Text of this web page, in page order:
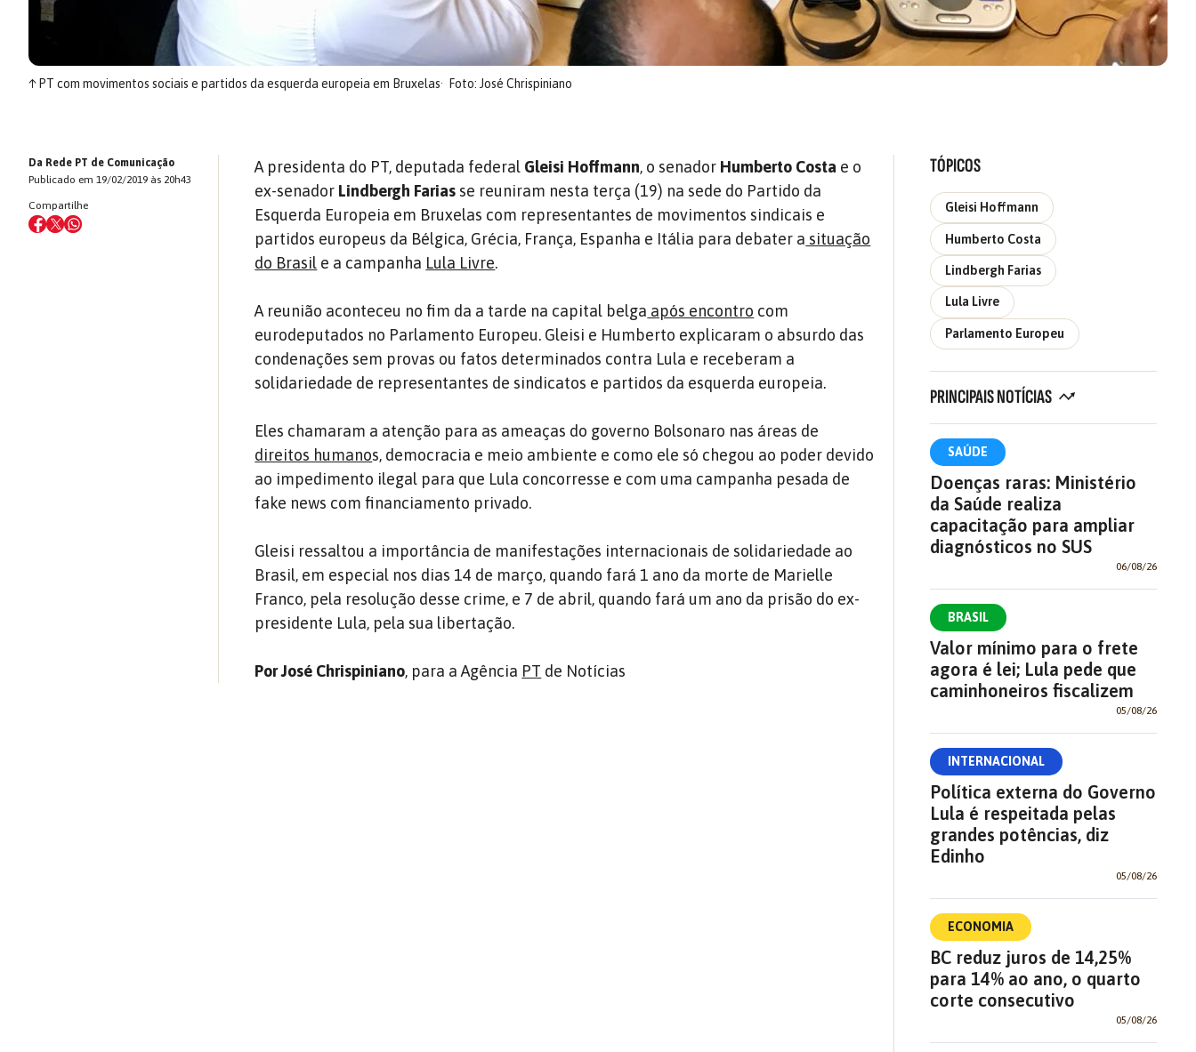
↑PT com movimentos sociais e partidos da esquerda europeia em Bruxelas Foto: José Chrispiniano
Da Rede PT de Comunicação
Publicado em 19/02/2019 às 20h43
Compartilhe
A presidenta do PT, deputada federal Gleisi Hoffmann, o senador Humberto Costa e o
ex-senador Lindbergh Farias se reuniram nesta terça (19) na sede do Partido da
Esquerda Europeia em Bruxelas com representantes de movimentos sindicais e
partidos europeus da Bélgica, Grécia, França, Espanha e Itália para debater a situação
do Brasil e a campanha Lula Livre.
A reunião aconteceu no fim da a tarde na capital belga após encontro com
eurodeputados no Parlamento Europeu. Gleisi e Humberto explicaram o absurdo das
condenações sem provas ou fatos determinados contra Lula e receberam a
solidariedade de representantes de sindicatos e partidos da esquerda europeia.
Eles chamaram a atenção para as ameaças do governo Bolsonaro nas áreas de
direitos humanos, democracia e meio ambiente e como ele só chegou ao poder devido
ao impedimento ilegal para que Lula concorresse e com uma campanha pesada de
fake news com financiamento privado.
Gleisi ressaltou a importância de manifestações internacionais de solidariedade ao
Brasil, em especial nos dias 14 de março, quando fará 1 ano da morte de Marielle
Franco, pela resolução desse crime, e 7 de abril, quando fará um ano da prisão do ex-
presidente Lula, pela sua libertação.
Por José Chrispiniano, para a Agência PT de Notícias
TÓPICOS
Gleisi Hoffmann
Humberto Costa
Lindbergh Farias
Lula Livre
Parlamento Europeu
PRINCIPAIS NOTÍCIAS
SAÚDE
Doenças raras: Ministério
da Saúde realiza
capacitação para ampliar
diagnósticos no SUS
06/08/26
BRASIL
Valor mínimo para o frete
agora é lei; Lula pede que
caminhoneiros fiscalizem
05/08/26
INTERNACIONAL
Política externa do Governo
Lula é respeitada pelas
grandes potências, diz
Edinho
05/08/26
ECONOMIA
BC reduz juros de 14,25%
para 14% ao ano, o quarto
corte consecutivo
05/08/26